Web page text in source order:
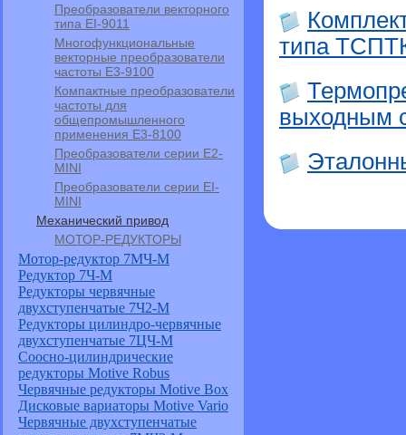
Преобразователи векторного
типа EI-9011
Многофункциональные
векторные преобразователи
частоты E3-9100
Компактные преобразователи
частоты для
общепромышленного
применения Е3-8100
Преобразователи серии E2-
MINI
Преобразователи серии EI-
MINI
Механический привод
МОТОР-РЕДУКТОРЫ
Мотор-редуктор 7МЧ-М
Редуктор 7Ч-М
Редукторы червячные
двухступенчатые 7Ч2-М
Редукторы цилиндро-червячные
двухступенчатые 7ЦЧ-М
Соосно-цилиндрические
редукторы Motive Robus
Червячные редукторы Motive Box
Дисковые вариаторы Motive Vario
Червячные двухступенчатые
типа
выходным